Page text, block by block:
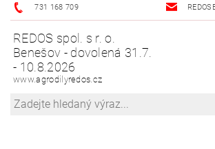
731 168 709
REDOS spol. s r. o.
Benešov - dovolená 31.7.
- 10.8.2026
www.agrodilyredos.cz